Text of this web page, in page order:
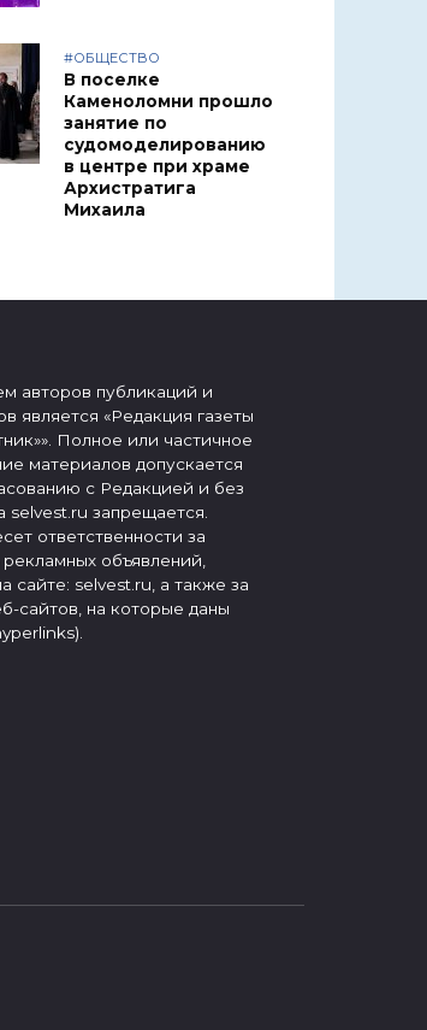
#ОБЩЕСТВО
В поселке
Каменоломни прошло
занятие по
судомоделированию
в центре при храме
Архистратига
Михаила
авторов публикаций и
является «Редакция газеты
Полное или частичное
материалов допускается
с Редакцией и без
selvest.ru запрещается.
ответственности за
объявлений,
сайте: selvest.ru, а также за
сайтов, на которые даны